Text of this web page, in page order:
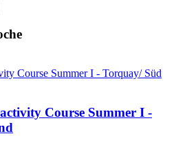
Course Summer I -